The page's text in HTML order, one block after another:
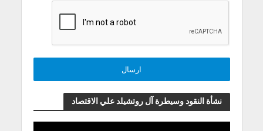
نشأة النقود وسيطرة آل روتشيلد علي الاقتصاد